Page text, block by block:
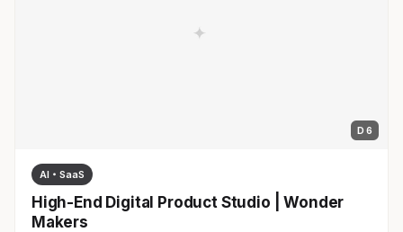
D 6
AI・SaaS
High-End Digital Product Studio | Wonder
Makers